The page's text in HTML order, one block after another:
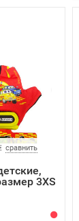
сравнить
3XS